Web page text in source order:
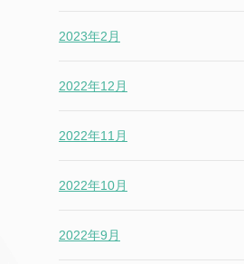
2023年2月
2022年12月
2022年11月
2022年10月
2022年9月